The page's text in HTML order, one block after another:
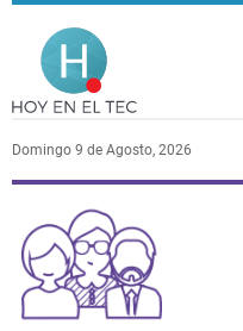
Pasar al contenido principal
Domingo 9 de Agosto, 2026